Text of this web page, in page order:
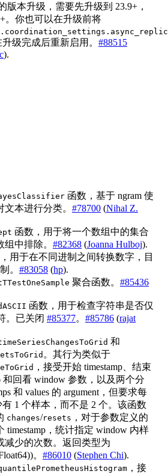
版本升级，需要先升级到 23.9+，
。你也可以在升级前将
级完成后重新启用。 #88515
).
函数，基于 ngram 使
本进行分类。 #78700 (Nihal Z.
函数，用于将一个数组中的集合
中排除。 #82368 (Joanna Hulboj).
用于在不同进制之间转换数字，目
。 #83058 (hp).
聚合函数。 #85436
函数，用于检查字符串是否仅
。已关闭 #85377。 #85786 (rajat
和
。其行为类似于
，接受开始 timestamp、结束
和回看 window 参数，以及两个分
和 values 的 argument，但要求每
1 个样本，而不是 2 个。该函数
changes/resets ，对于参数定义的
timestamp，统计指定 window 内样
减少的次数。返回类型为
。 #86010 (Stephen Chi).
，接